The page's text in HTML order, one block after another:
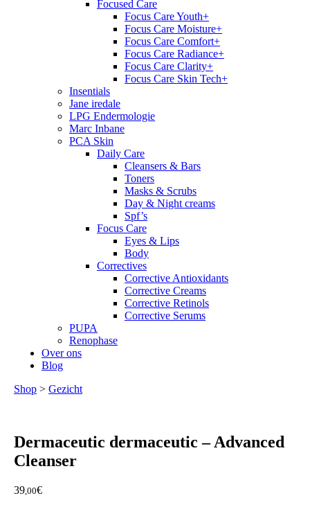
Focused Care
Focus Care Youth+
Focus Care Moisture+
Focus Care Comfort+
Focus Care Radiance+
Focus Care Clarity+
Focus Care Skin Tech+
Insentials
Jane iredale
LPG Endermologie
Marc Inbane
PCA Skin
Daily Care
Cleansers & Bars
Toners
Masks & Scrubs
Day & Night creams
Spf’s
Focus Care
Eyes & Lips
Body
Correctives
Corrective Antioxidants
Corrective Creams
Corrective Retinols
Corrective Serums
PUPA
Renophase
Over ons
Blog
Shop > Gezicht
Dermaceutic dermaceutic – Advanced
Cleanser
39,00€